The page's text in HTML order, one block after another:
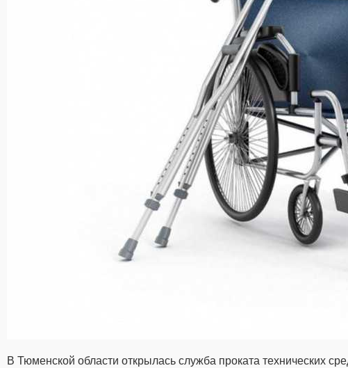
В Тюменской области открылась служба проката технических